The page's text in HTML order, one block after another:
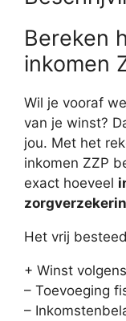
Bereken
inkomen
Wil je vooraf
van je winst?
jou. Met het
inkomen ZZP
exact hoeveel
Het vrij
+ Winst
– Toevoeging
–